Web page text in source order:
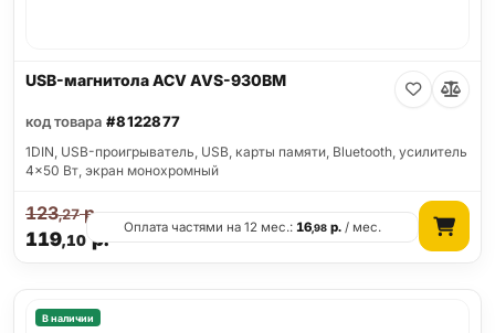
USB-магнитола ACV AVS-930BM
код товара #8122877
1DIN, USB-проигрыватель, USB, карты памяти, Bluetooth, усилитель
4x50 Вт, экран монохромный
119,10р.
123,27р.
Оплата частями на 12 мес.:16,98 р. / мес.
В наличии